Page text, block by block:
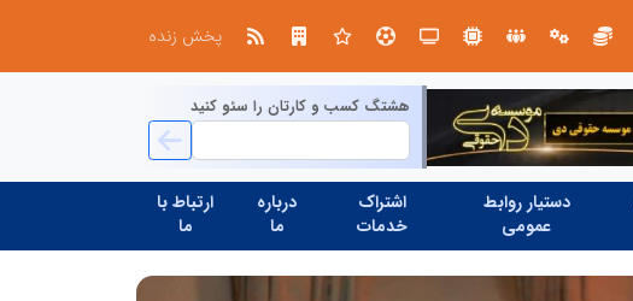
پخش زنده
هشتگ کسب و کارتان را سئو کنید
دستیار روابط
عمومی
اشتراک
خدمات
درباره
ما
ارتباط با
ما